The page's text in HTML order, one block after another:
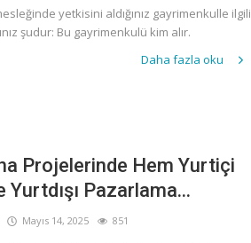
yetkisini aldığınız gayrimenkulle ilgili
şudur: Bu gayrimenkulü kim alır.
Daha fazla oku
Projelerinde Hem Yurtiçi
Yurtdışı Pazarlama...
Mayıs 14, 2025 851